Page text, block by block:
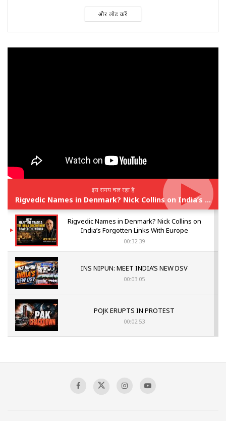
और लोड करें
इस समय चल रहा है
Rigvedic Names in Denmark? Nick Collins on India’s Forgotten Links With Europe
Rigvedic Names in Denmark? Nick Collins on
India’s Forgotten Links With Europe
00:32:39
INS NIPUN: MEET INDIA’S NEW DSV
00:03:05
POJK ERUPTS IN PROTEST
00:02:53
Sagar